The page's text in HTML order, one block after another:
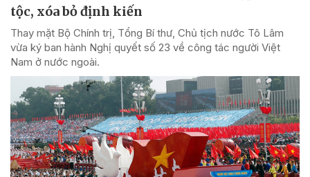
tộc, xóa bỏ định kiến
Thay mặt Bộ Chính trị, Tổng Bí thư, Chủ tịch nước Tô Lâm
vừa ký ban hành Nghị quyết số 23 về công tác người Việt
Nam ở nước ngoài.